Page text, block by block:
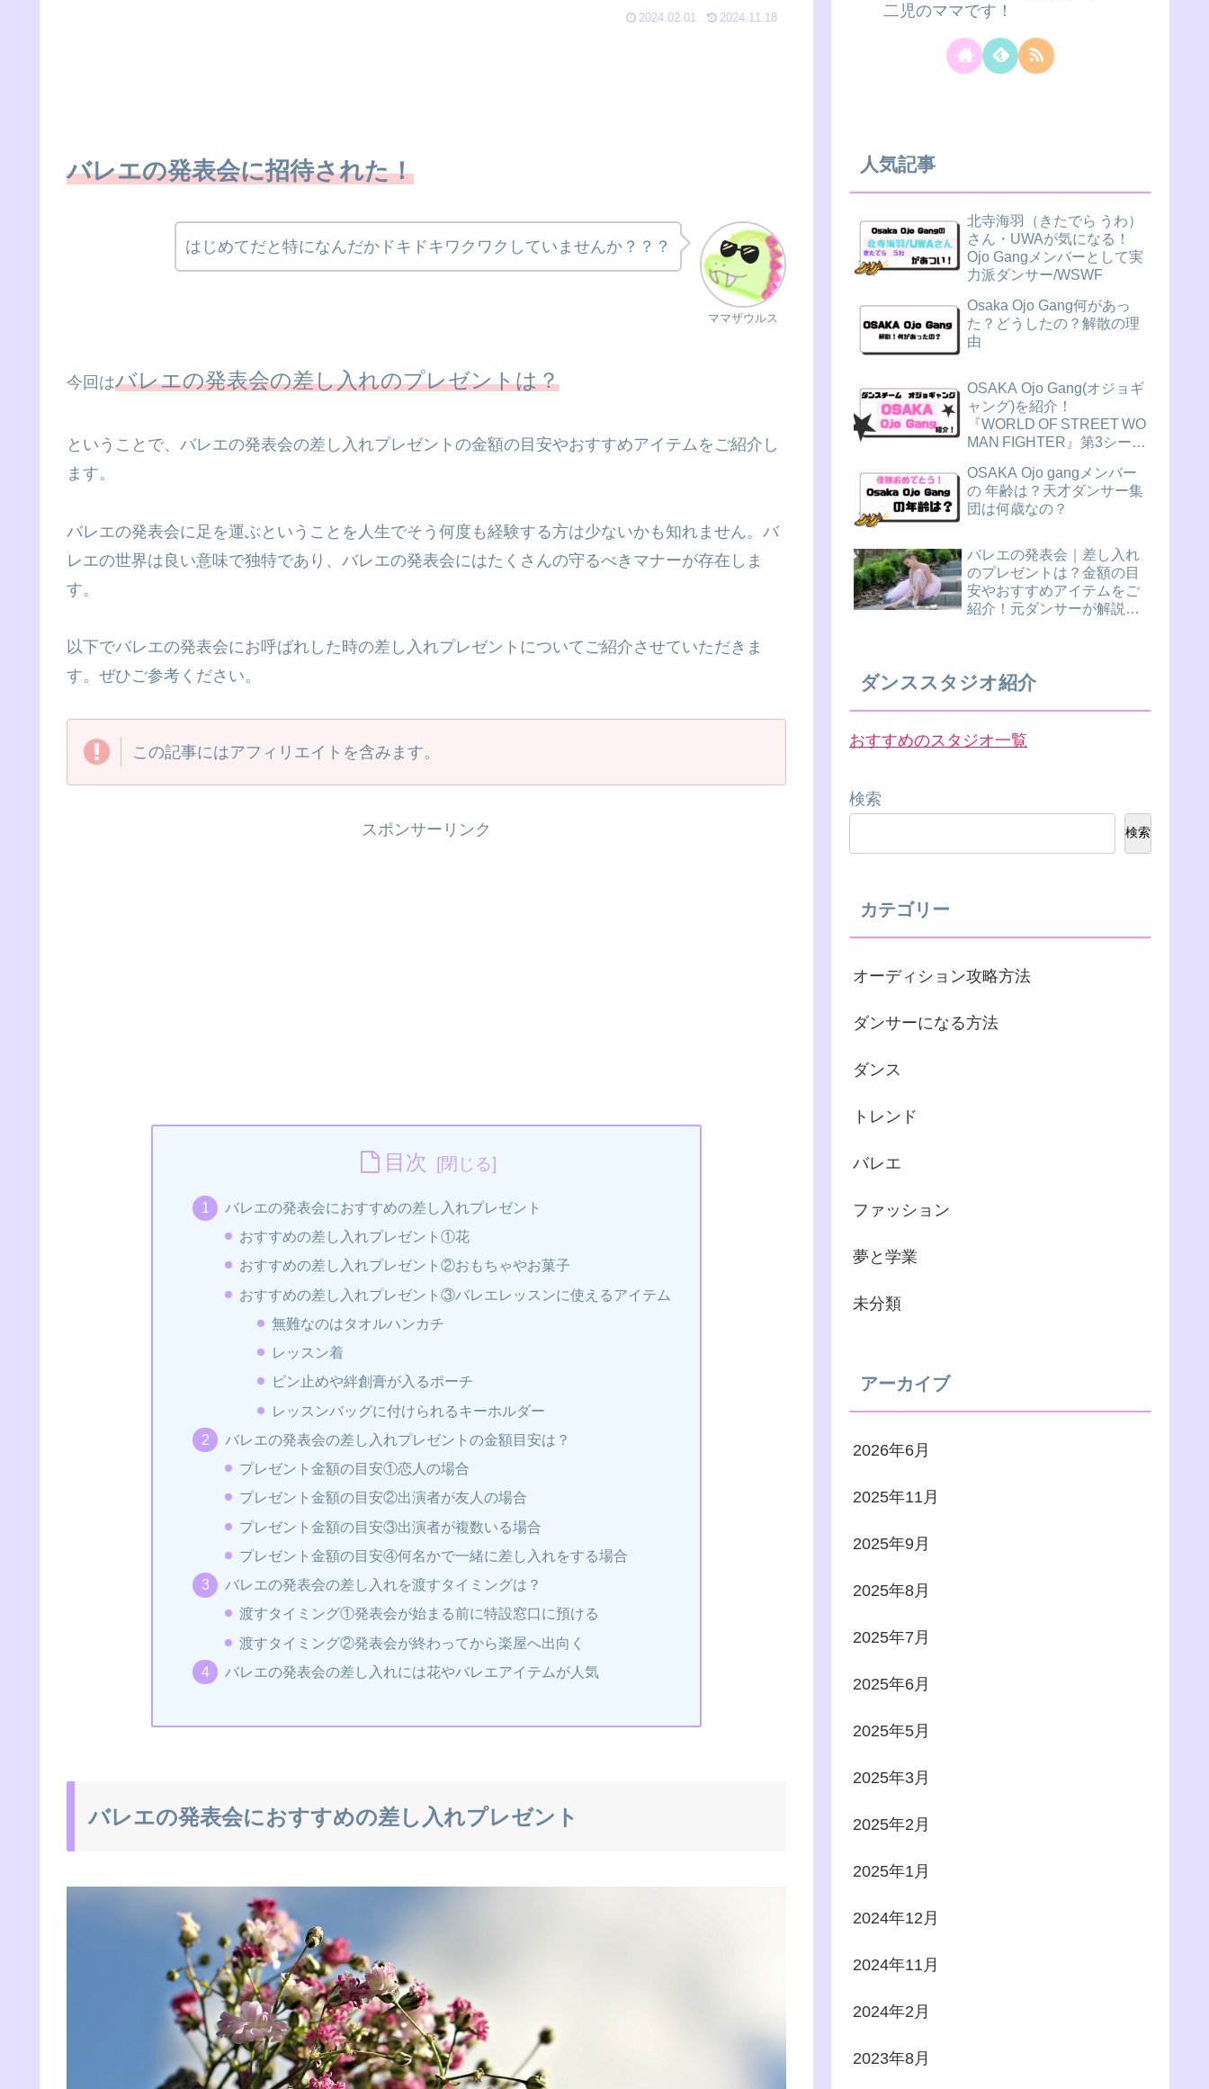
2024.02.01 2024.11.18
バレエの発表会に招待された！
ママザウルス
はじめてだと特になんだかドキドキワクワクしていませんか？？？
今回はバレエの発表会の差し入れのプレゼントは？
ということで、バレエの発表会の差し入れプレゼントの金額の目安やおすすめアイテムをご紹介し
ます。
バレエの発表会に足を運ぶということを人生でそう何度も経験する方は少ないかも知れません。バ
レエの世界は良い意味で独特であり、バレエの発表会にはたくさんの守るべきマナーが存在しま
す。
以下でバレエの発表会にお呼ばれした時の差し入れプレゼントについてご紹介させていただきま
す。ぜひご参考ください。
この記事にはアフィリエイトを含みます。
スポンサーリンク
目次
バレエの発表会におすすめの差し入れプレゼント
おすすめの差し入れプレゼント①花
おすすめの差し入れプレゼント②おもちゃやお菓子
おすすめの差し入れプレゼント③バレエレッスンに使えるアイテム
無難なのはタオルハンカチ
レッスン着
ピン止めや絆創膏が入るポーチ
レッスンバッグに付けられるキーホルダー
バレエの発表会の差し入れプレゼントの金額目安は？
プレゼント金額の目安①恋人の場合
プレゼント金額の目安②出演者が友人の場合
プレゼント金額の目安③出演者が複数いる場合
プレゼント金額の目安④何名かで一緒に差し入れをする場合
バレエの発表会の差し入れを渡すタイミングは？
渡すタイミング①発表会が始まる前に特設窓口に預ける
渡すタイミング②発表会が終わってから楽屋へ出向く
バレエの発表会の差し入れには花やバレエアイテムが人気
バレエの発表会におすすめの差し入れプレゼント
二児のママです！
人気記事
北寺海羽（きたでら うわ）
さん・UWAが気になる！
Ojo Gangメンバーとして実
力派ダンサー/WSWF
Osaka Ojo Gang何があっ
た？どうしたの？解散の理
由
OSAKA Ojo Gang(オジョギ
ャング)を紹介！
『WORLD OF STREET WO
MAN FIGHTER』第3シーズ
OSAKA Ojo gangメンバー
の 年齢は？天才ダンサー集
団は何歳なの？
バレエの発表会｜差し入れ
のプレゼントは？金額の目
安やおすすめアイテムをご
紹介！元ダンサーが解説し
ダンススタジオ紹介
おすすめのスタジオ一覧
検索
検索
カテゴリー
オーディション攻略方法
ダンサーになる方法
ダンス
トレンド
バレエ
ファッション
夢と学業
未分類
アーカイブ
2026年6月
2025年11月
2025年9月
2025年8月
2025年7月
2025年6月
2025年5月
2025年3月
2025年2月
2025年1月
2024年12月
2024年11月
2024年2月
2023年8月